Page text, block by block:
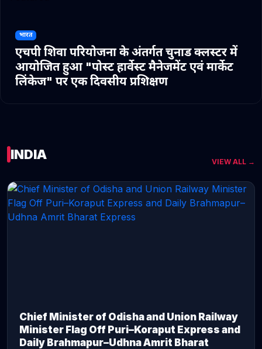
भारत
एचपी शिवा परियोजना के अंतर्गत चुनाड क्लस्टर में
आयोजित हुआ "पोस्ट हार्वेस्ट मैनेजमेंट एवं मार्केट
लिंकेज" पर एक दिवसीय प्रशिक्षण
INDIA VIEW ALL →
Chief Minister of Odisha and Union Railway
Minister Flag Off Puri–Koraput Express and
Daily Brahmapur–Udhna Amrit Bharat